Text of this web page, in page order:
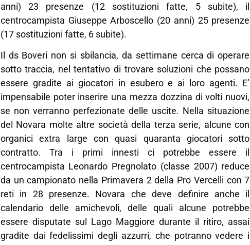
anni) 23 presenze (12 sostituzioni fatte, 5 subite), il
centrocampista Giuseppe Arboscello (20 anni) 25 presenze
(17 sostituzioni fatte, 6 subite).
Il ds Boveri non si sbilancia, da settimane cerca di operare
sotto traccia, nel tentativo di trovare soluzioni che possano
essere gradite ai giocatori in esubero e ai loro agenti. E’
impensabile poter inserire una mezza dozzina di volti nuovi,
se non verranno perfezionate delle uscite. Nella situazione
del Novara molte altre società della terza serie, alcune con
organici extra large con quasi quaranta giocatori sotto
contratto. Tra i primi innesti ci potrebbe essere il
centrocampista Leonardo Pregnolato (classe 2007) reduce
da un campionato nella Primavera 2 della Pro Vercelli con 7
reti in 28 presenze. Novara che deve definire anche il
calendario delle amichevoli, delle quali alcune potrebbe
essere disputate sul Lago Maggiore durante il ritiro, assai
gradite dai fedelissimi degli azzurri, che potranno vedere i